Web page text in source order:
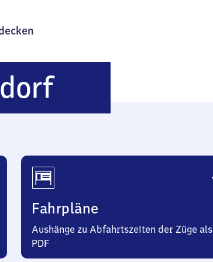
Westendorf
Fahrpläne
Aushänge zu Abfahrtszeiten der Züge als
PDF